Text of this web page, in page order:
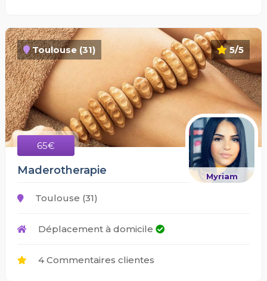
5/5
Toulouse (31)
65€
Myriam
Maderotherapie
Toulouse (31)
Déplacement à domicile
4 Commentaires clientes